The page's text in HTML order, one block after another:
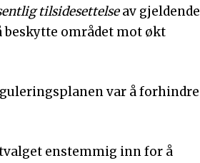
tilsidesettelseav gjeldende
beskytte området mot økt
var å forhindre
enstemmig inn for å